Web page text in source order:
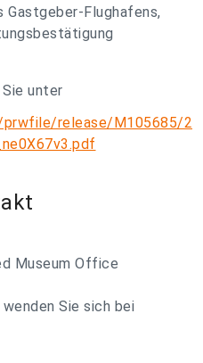
Gastgeber-Flughafens,
unter
release/M105685/2
Museum Office
Sie sich bei